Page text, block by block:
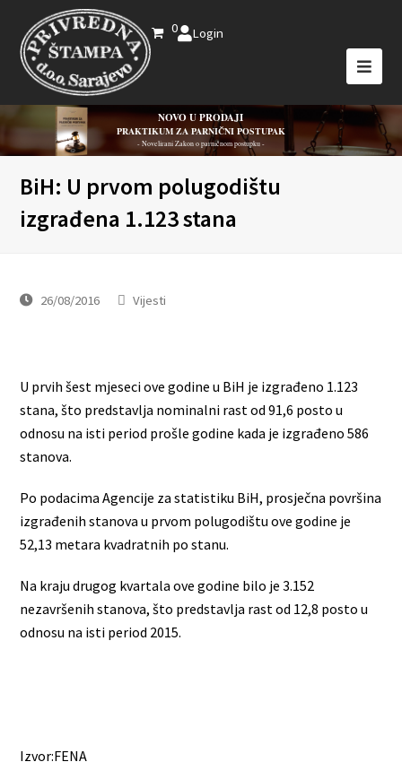
0 Login
NOVO U PRODAJI
PRAKTIKUM ZA PARNIČNI POSTUPAK
- Novelirani Zakon o parničnom postupku -
BiH: U prvom polugodištu
izgrađena 1.123 stana
26/08/2016 Vijesti
U prvih šest mjeseci ove godine u BiH je izgrađeno 1.123
stana, što predstavlja nominalni rast od 91,6 posto u
odnosu na isti period prošle godine kada je izgrađeno 586
stanova.
Po podacima Agencije za statistiku BiH, prosječna površina
izgrađenih stanova u prvom polugodištu ove godine je
52,13 metara kvadratnih po stanu.
Na kraju drugog kvartala ove godine bilo je 3.152
nezavršenih stanova, što predstavlja rast od 12,8 posto u
odnosu na isti period 2015.
Izvor:FENA